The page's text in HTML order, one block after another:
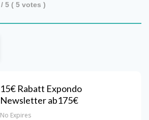
/ 5 ( 5 votes )
15€ Rabatt Expondo
Newsletter ab175€
No Expires